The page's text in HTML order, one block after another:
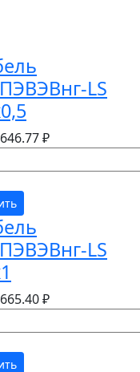
LS
646.77 ₽
LS
665.40 ₽